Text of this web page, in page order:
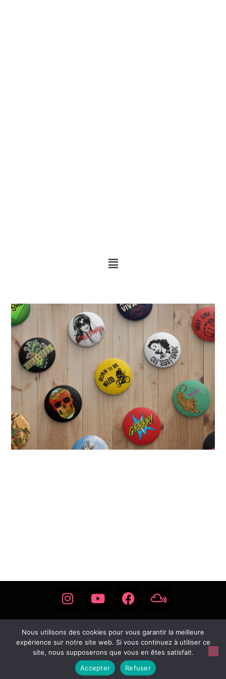
Contactez-moi
Mentions légales
© Cécile Desplanques / Mitty Graph / 2024
Nous utilisons des cookies pour vous garantir la meilleure
expérience sur notre site web. Si vous continuez à utiliser ce
site, nous supposerons que vous en êtes satisfait.
Accepter
Refuser